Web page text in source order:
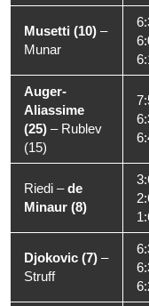
Musetti (10) –
Munar
Auger-
Aliassime
(25) – Rublev
(15)
Riedi –de
Minaur (8)
Djokovic (7) –
Struff